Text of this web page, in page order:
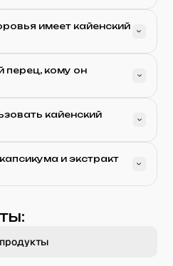
имеет кайенский
перец, кому он
кайенский
и экстракт